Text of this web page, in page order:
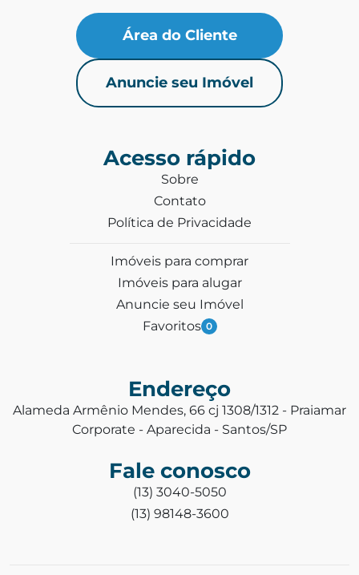
Área do Cliente
Anuncie seu Imóvel
Acesso rápido
Sobre
Contato
Política de Privacidade
Imóveis para comprar
Imóveis para alugar
Anuncie seu Imóvel
Favoritos 0
Endereço
Alameda Armênio Mendes, 66 cj 1308/1312 - Praiamar
Corporate - Aparecida - Santos/SP
Fale conosco
(13) 3040-5050
(13) 98148-3600